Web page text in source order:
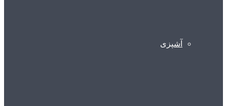
آشپزی